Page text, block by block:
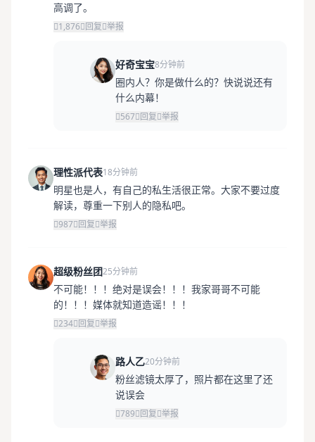
高调了。
1,876 回复 举报
好奇宝宝8分钟前
圈内人？你是做什么的？快说说还有
什么内幕！
567 回复 举报
理性派代表18分钟前
明星也是人，有自己的私生活很正常。大家不要过度
解读，尊重一下别人的隐私吧。
987 回复 举报
超级粉丝团25分钟前
不可能！！！绝对是误会！！！我家哥哥不可能
的！！！媒体就知道造谣！！！
234 回复 举报
路人乙20分钟前
粉丝滤镜太厚了，照片都在这里了还
说误会
789 回复 举报